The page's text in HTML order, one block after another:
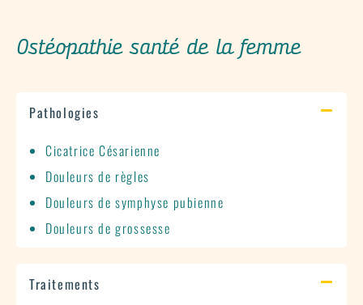
Ostéopathie santé de la femme
Pathologies
Cicatrice Césarienne
Douleurs de règles
Douleurs de symphyse pubienne
Douleurs de grossesse
Traitements